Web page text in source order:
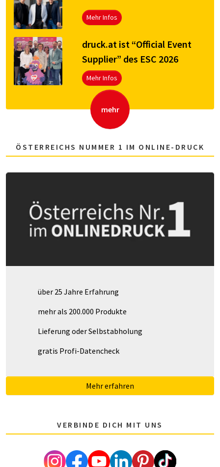
Mehr Infos
druck.at ist “Official Event
Supplier” des ESC 2026
Mehr Infos
mehr
ÖSTERREICHS NUMMER 1 IM ONLINE-DRUCK
über 25 Jahre Erfahrung
mehr als 200.000 Produkte
Lieferung oder Selbstabholung
gratis Profi-Datencheck
Mehr erfahren
VERBINDE DICH MIT UNS